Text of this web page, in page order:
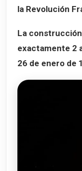
la Revolución
La
exactamente 2
26 de enero de